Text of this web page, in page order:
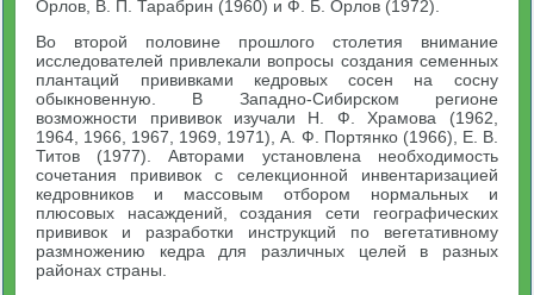
Орлов, B. П. Тарабрин (1960) и Ф. Б. Орлов (1972).
Во второй половине прошлого столетия внимание
исследователей привлекали вопросы создания семенных
плантаций прививками кедровых сосен на сосну
обыкновенную. В Западно-Сибирском регионе
возможности прививок изучали Н. Ф. Храмова (1962,
1964, 1966, 1967, 1969, 1971), А. Ф. Портянко (1966), Е. В.
Титов (1977). Авторами установлена необходимость
сочетания прививок с селекционной инвентаризацией
кедровников и массовым отбором нормальных и
плюсовых насаждений, создания сети географических
прививок и разработки инструкций по вегетативному
размножению кедра для различных целей в разных
районах страны.